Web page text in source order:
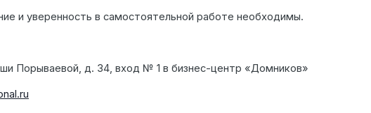
и уверенность в самостоятельной работе необходимы.
Порываевой, д. 34, вход № 1 в бизнес-центр «Домников»